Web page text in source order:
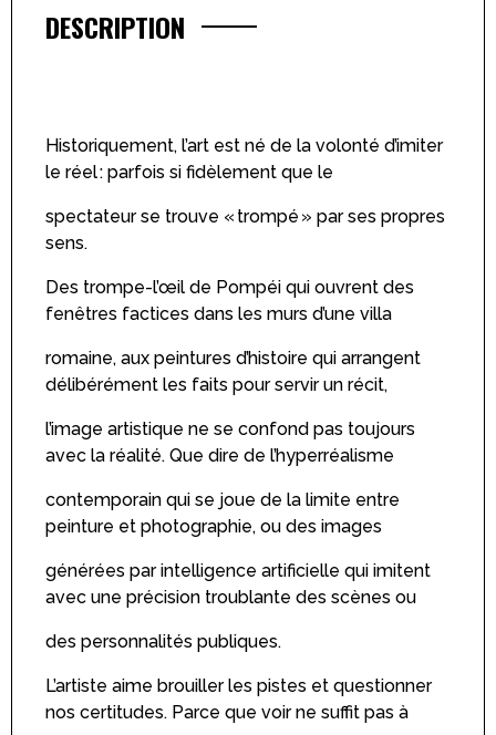
DESCRIPTION
Historiquement, l’art est né de la volonté d’imiter
le réel : parfois si fidèlement que le
spectateur se trouve « trompé » par ses propres
sens.
Des trompe-l’œil de Pompéi qui ouvrent des
fenêtres factices dans les murs d’une villa
romaine, aux peintures d’histoire qui arrangent
délibérément les faits pour servir un récit,
l’image artistique ne se confond pas toujours
avec la réalité. Que dire de l’hyperréalisme
contemporain qui se joue de la limite entre
peinture et photographie, ou des images
générées par intelligence artificielle qui imitent
avec une précision troublante des scènes ou
des personnalités publiques.
L’artiste aime brouiller les pistes et questionner
nos certitudes. Parce que voir ne suffit pas à